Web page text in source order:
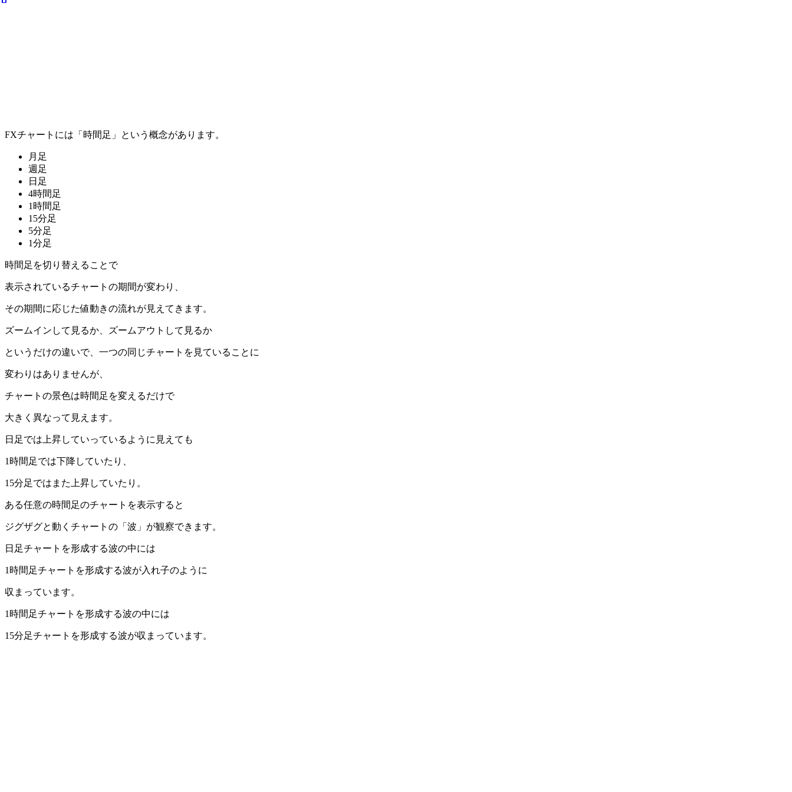
FXチャートには「時間足」という概念があります。
月足
週足
日足
4時間足
1時間足
15分足
5分足
1分足
時間足を切り替えることで
表示されているチャートの期間が変わり、
その期間に応じた値動きの流れが見えてきます。
ズームインして見るか、ズームアウトして見るか
というだけの違いで、一つの同じチャートを見ていることに
変わりはありませんが、
チャートの景色は時間足を変えるだけで
大きく異なって見えます。
日足では上昇していっているように見えても
1時間足では下降していたり、
15分足ではまた上昇していたり。
ある任意の時間足のチャートを表示すると
ジグザグと動くチャートの「波」が観察できます。
日足チャートを形成する波の中には
1時間足チャートを形成する波が入れ子のように
収まっています。
1時間足チャートを形成する波の中には
15分足チャートを形成する波が収まっています。